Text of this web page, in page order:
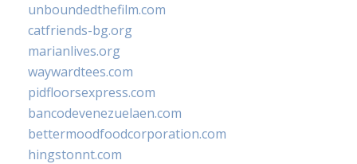
unboundedthefilm.com
catfriends-bg.org
marianlives.org
waywardtees.com
pidfloorsexpress.com
bancodevenezuelaen.com
bettermoodfoodcorporation.com
hingstonnt.com